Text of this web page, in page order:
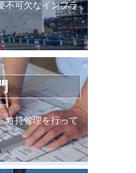
不可欠なインフラ
維持管理を行って